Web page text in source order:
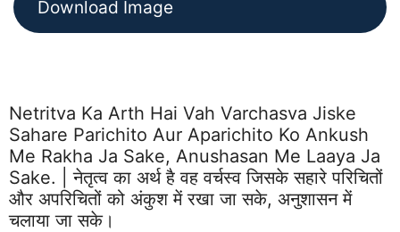
Download Image
Netritva Ka Arth Hai Vah Varchasva Jiske
Sahare Parichito Aur Aparichito Ko Ankush
Me Rakha Ja Sake, Anushasan Me Laaya Ja
Sake. | नेतृत्व का अर्थ है वह वर्चस्व जिसके सहारे परिचितों
और अपरिचितों को अंकुश में रखा जा सके, अनुशासन में
चलाया जा सके।